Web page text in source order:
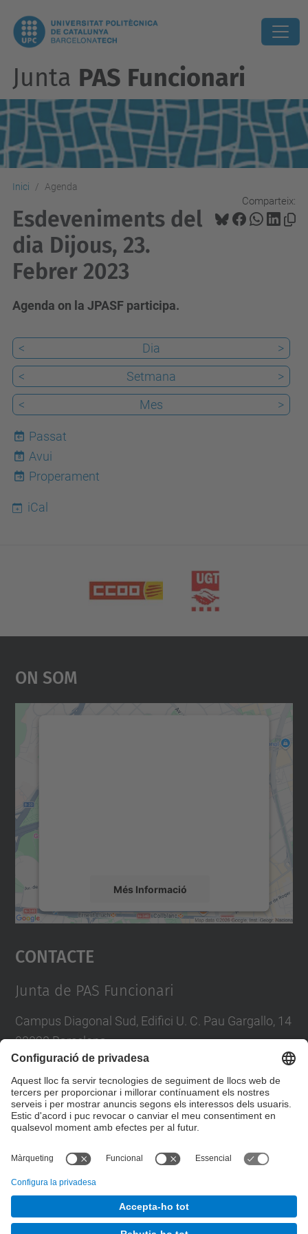
Junta PAS Funcionari
Inici Agenda
Comparteix:
Esdeveniments del
dia Dijous, 23.
Febrer 2023
Agenda on la JPASF participa.
< Dia
>
<
Setmana
>
<
Mes >
Passat
8
Avui
Properament
iCal
On Som
Més Informació
Accepta
powered by
Contacte
Junta de PAS Funcionari
Campus Diagonal Sud, Edifici U. C. Pau Gargallo, 14
08028 Barcelona
E-mail :junta.pasf@upc.edu
Formulari de contacte
Junta PAS Funcionari